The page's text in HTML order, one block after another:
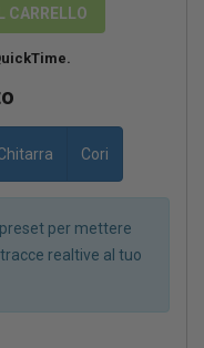
CARRELLO
Cori
per mettere
realtive al tuo